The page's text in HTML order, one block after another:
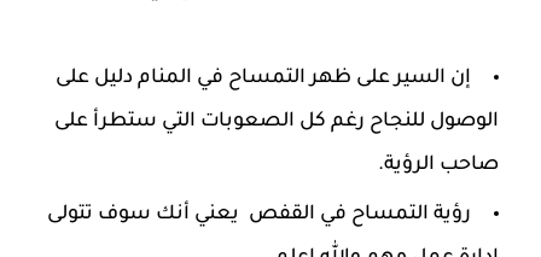
إن السير على ظهر التمساح في المنام دليل على
الوصول للنجاح رغم كل الصعوبات التي ستطرأ على
صاحب الرؤية.
رؤية التمساح في القفص يعني أنك سوف تتولى